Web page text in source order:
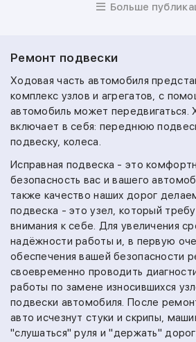
Больше
Ремонт подвески
Ходовая часть автомобиля
комплекс узлов и агрегатов, с
автомобиль может передвигаться.
включает в себя: переднюю
подвеску, колеса.
Исправная подвеска - это
безопасность вас и вашего
также качество наших дорог
подвеска - это узел, который
внимания к себе. Для увеличения
надёжности работы и, в первую
обеспечения вашей безопасности
своевременно проводить
работы по замене износившихся
подвески автомобиля. После
авто исчезнут стуки и скрипы,
"слушаться" руля и "держать"